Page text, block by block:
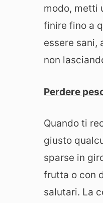
modo, metti
finire fino a
essere sani,
non
Perdere
Quando ti
giusto
sparse in
frutta o con
salutari. La